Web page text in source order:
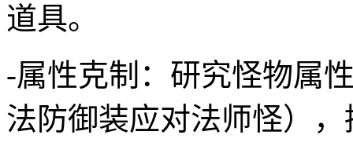
道具。
-属性克制：研究怪物属
法防御装应对法师怪）